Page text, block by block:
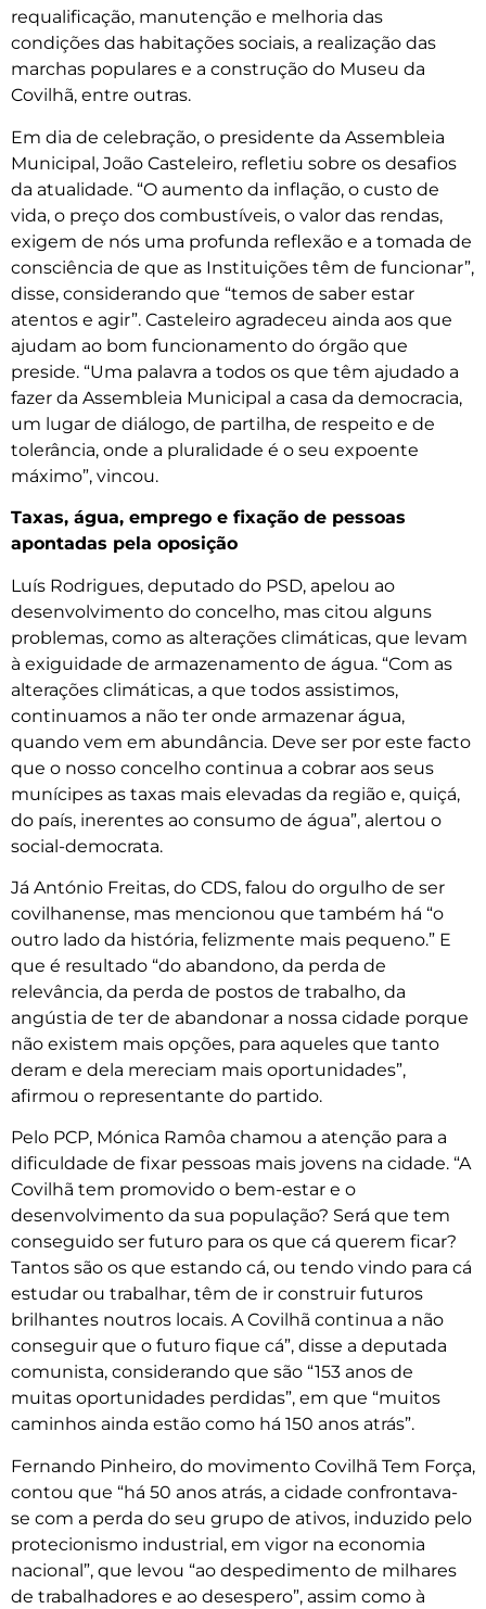
requalificação, manutenção e melhoria das
condições das habitações sociais, a realização das
marchas populares e a construção do Museu da
Covilhã, entre outras.
Em dia de celebração, o presidente da Assembleia
Municipal, João Casteleiro, refletiu sobre os desafios
da atualidade. “O aumento da inflação, o custo de
vida, o preço dos combustíveis, o valor das rendas,
exigem de nós uma profunda reflexão e a tomada de
consciência de que as Instituições têm de funcionar”,
disse, considerando que “temos de saber estar
atentos e agir”. Casteleiro agradeceu ainda aos que
ajudam ao bom funcionamento do órgão que
preside. “Uma palavra a todos os que têm ajudado a
fazer da Assembleia Municipal a casa da democracia,
um lugar de diálogo, de partilha, de respeito e de
tolerância, onde a pluralidade é o seu expoente
máximo”, vincou.
Taxas, água, emprego e fixação de pessoas
apontadas pela oposição
Luís Rodrigues, deputado do PSD, apelou ao
desenvolvimento do concelho, mas citou alguns
problemas, como as alterações climáticas, que levam
à exiguidade de armazenamento de água. “Com as
alterações climáticas, a que todos assistimos,
continuamos a não ter onde armazenar água,
quando vem em abundância. Deve ser por este facto
que o nosso concelho continua a cobrar aos seus
munícipes as taxas mais elevadas da região e, quiçá,
do país, inerentes ao consumo de água”, alertou o
social-democrata.
Já António Freitas, do CDS, falou do orgulho de ser
covilhanense, mas mencionou que também há “o
outro lado da história, felizmente mais pequeno.” E
que é resultado “do abandono, da perda de
relevância, da perda de postos de trabalho, da
angústia de ter de abandonar a nossa cidade porque
não existem mais opções, para aqueles que tanto
deram e dela mereciam mais oportunidades”,
afirmou o representante do partido.
Pelo PCP, Mónica Ramôa chamou a atenção para a
dificuldade de fixar pessoas mais jovens na cidade. “A
Covilhã tem promovido o bem-estar e o
desenvolvimento da sua população? Será que tem
conseguido ser futuro para os que cá querem ficar?
Tantos são os que estando cá, ou tendo vindo para cá
estudar ou trabalhar, têm de ir construir futuros
brilhantes noutros locais. A Covilhã continua a não
conseguir que o futuro fique cá”, disse a deputada
comunista, considerando que são “153 anos de
muitas oportunidades perdidas”, em que “muitos
caminhos ainda estão como há 150 anos atrás”.
Fernando Pinheiro, do movimento Covilhã Tem Força,
contou que “há 50 anos atrás, a cidade confrontava-
se com a perda do seu grupo de ativos, induzido pelo
protecionismo industrial, em vigor na economia
nacional”, que levou “ao despedimento de milhares
de trabalhadores e ao desespero”, assim como à